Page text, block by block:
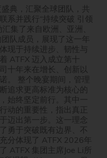
典，汇聚全球团队，共
系并践行“持续突破 引领
集了来自欧洲、亚洲、
队成员，展现了这一年
现于持续进步、韧性与
ATFX 迈入成立第十
十年来在增长、创新以
。 整个晚宴期间，管理
追求更高标准为核心的
始终坚定前行。其中一
动的重要性，指出真正
迈出第一步。这一理念
勇于突破既有边界、不
分体现了 ATFX 2026年
ATFX 集团主席Joe Li所